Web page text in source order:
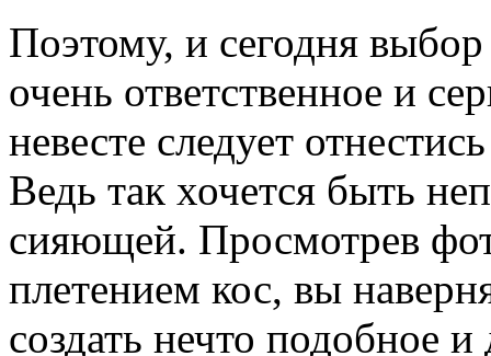
Поэтому, и сегодня
очень ответственное и
невесте следует
Ведь так хочется быть
сияющей. Просмотрев
плетением кос, вы
создать нечто подобное